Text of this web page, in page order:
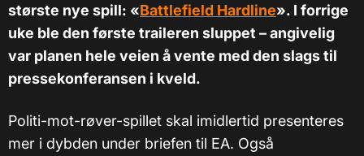
største nye spill: «Battlefield Hardline». I forrige
uke ble den første traileren sluppet – angivelig
var planen hele veien å vente med den slags til
pressekonferansen i kveld.
Politi-mot-røver-spillet skal imidlertid presenteres
mer i dybden under briefen til EA. Også